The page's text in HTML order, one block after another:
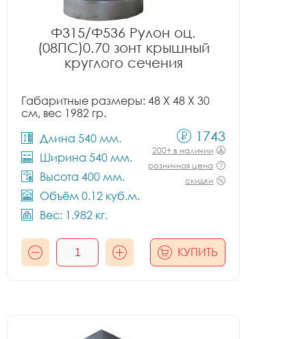
Ф315/Ф536 Рулон оц.
(08ПС)0.70 зонт крышный
круглого сечения
Габаритные размеры: 48 X 48 X 30
см, вес 1982 гр.
Длина 540 мм.
Ширина 540 мм.
Высота 400 мм.
Объём 0.12 куб.м.
Вес: 1.982 кг.
1743
200+ в наличии
розничная цена
скидки
КУПИТЬ